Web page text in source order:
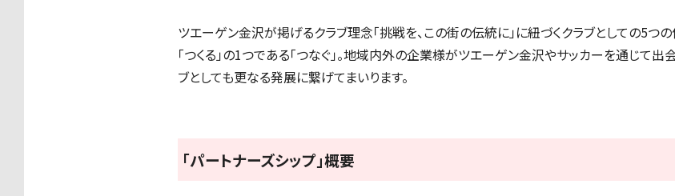
ツエーゲン金沢が掲げるクラブ理念「挑戦を、この街の伝統に」に紐づくクラブとしての5つの価
「つくる」の1つである「つなぐ」。地域内外の企業様がツエーゲン金沢やサッカーを通じて
ブとしても更なる発展に繋げてまいります。
「パートナーズシップ」概要